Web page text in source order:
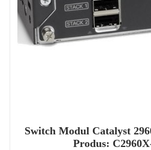
Switch Modul Catalyst
Produs: